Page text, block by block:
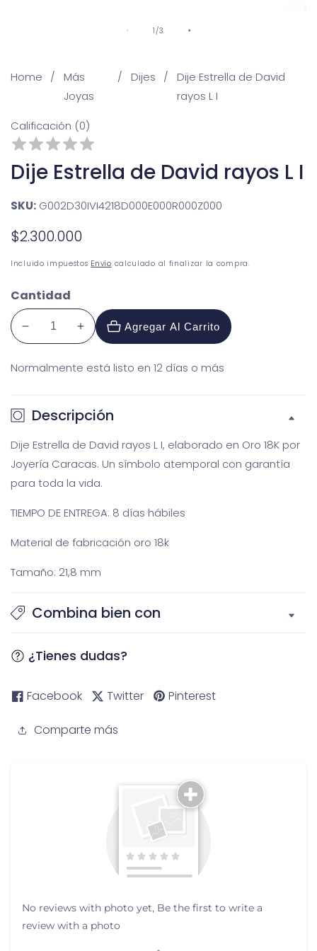
multimedia
1 /De
3
Home
Más
Joyas
Dijes
Dije Estrella de David
rayos L I
Calificación (0)
Dije Estrella de David rayos L I
SKU: G002D30IVI4218D000E000R000Z000
Precio
habitual
$2.300.000
Incluido impuestos Envío calculado al finalizar la compra.
Cantidad
Reducir
para
de
rayos
L
I
Aumentar
para
de
rayos
L
I
Agregar Al Carrito
Normalmente está listo en 12 días o más
Descripción
Dije Estrella de David rayos L I, elaborado en Oro 18K por
Joyería Caracas. Un símbolo atemporal con garantía
para toda la vida.
TIEMPO DE ENTREGA: 8 días hábiles
Material de fabricación oro 18k
Tamaño: 21,8 mm
Combina bien con
¿Tienes dudas?
Facebook Twitter Pinterest
Comparte más
No reviews with photo yet, Be the first to write a
review with a photo